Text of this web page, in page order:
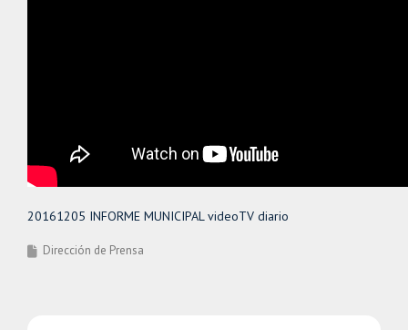
20161205 INFORME MUNICIPAL videoTV diario
Dirección de Prensa